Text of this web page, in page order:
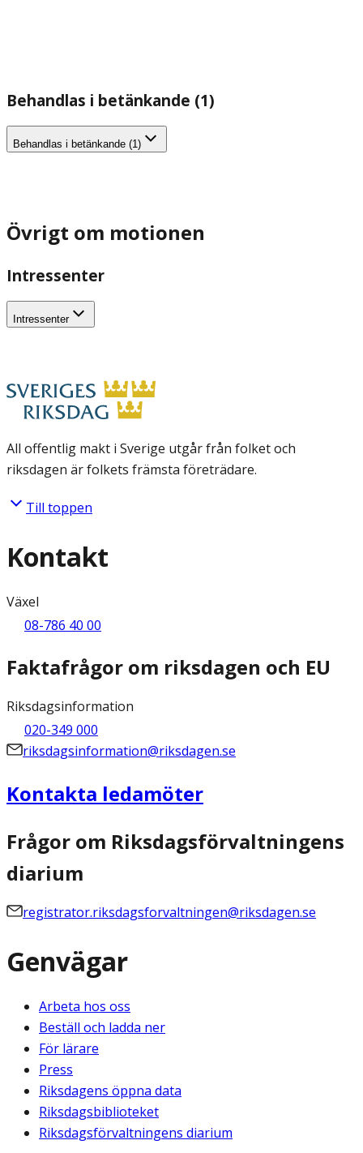
Behandlas i betänkande (1)
Behandlas i betänkande (1)
Övrigt om motionen
Intressenter
Intressenter
All offentlig makt i Sverige utgår från folket och
riksdagen är folkets främsta företrädare.
Till toppen
Kontakt
Växel
08-786 40 00
Faktafrågor om riksdagen och EU
Riksdagsinformation
020-349 000
riksdagsinformation@riksdagen.se
Kontakta ledamöter
Frågor om Riksdagsförvaltningens
diarium
registrator.riksdagsforvaltningen@riksdagen.se
Genvägar
Arbeta hos oss
Beställ och ladda ner
För lärare
Press
Riksdagens öppna data
Riksdagsbiblioteket
Riksdagsförvaltningens diarium